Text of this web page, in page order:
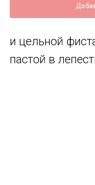
и цельной
пастой в